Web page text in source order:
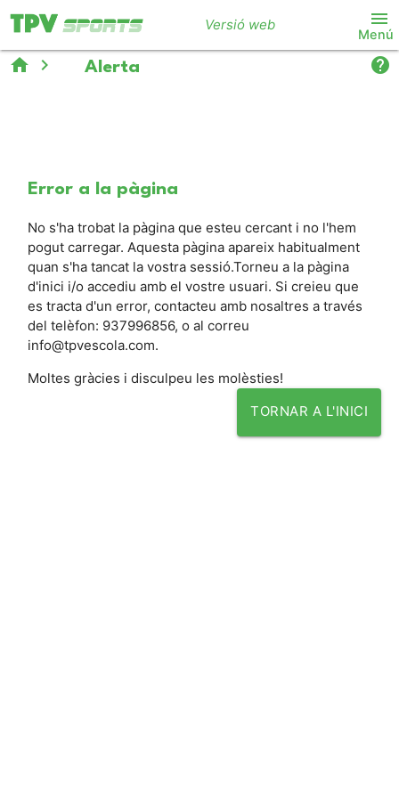
Versió web menu
Menú
home chevron_right Alerta help
Error a la pàgina
No s'ha trobat la pàgina que esteu cercant i no l'hem
pogut carregar. Aquesta pàgina apareix habitualment
quan s'ha tancat la vostra sessió.Torneu a la pàgina
d'inici i/o accediu amb el vostre usuari. Si creieu que
es tracta d'un error, contacteu amb nosaltres a través
del telèfon: 937996856, o al correu
info@tpvescola.com.
Moltes gràcies i disculpeu les molèsties!
TORNAR A L'INICI